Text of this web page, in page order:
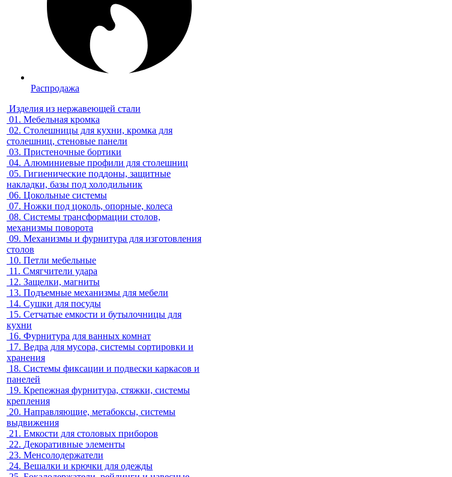
Распродажа
Изделия из нержавеющей стали
01. Мебельная кромка
02. Столешницы для кухни, кромка для
столешниц, стеновые панели
03. Пристеночные бортики
04. Алюминиевые профили для столешниц
05. Гигиенические поддоны, защитные
накладки, базы под холодильник
06. Цокольные системы
07. Ножки под цоколь, опорные, колеса
08. Системы трансформации столов,
механизмы поворота
09. Механизмы и фурнитура для изготовления
столов
10. Петли мебельные
11. Смягчители удара
12. Защелки, магниты
13. Подъемные механизмы для мебели
14. Сушки для посуды
15. Сетчатые емкости и бутылочницы для
кухни
16. Фурнитура для ванных комнат
17. Ведра для мусора, системы сортировки и
хранения
18. Системы фиксации и подвески каркасов и
панелей
19. Крепежная фурнитура, стяжки, системы
крепления
20. Направляющие, метабоксы, системы
выдвижения
21. Емкости для столовых приборов
22. Декоративные элементы
23. Менсолодержатели
24. Вешалки и крючки для одежды